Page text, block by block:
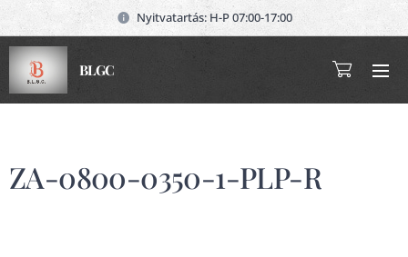
Nyitvatartás: H-P 07:00-17:00
BLGC
ZA-0800-0350-1-PLP-R